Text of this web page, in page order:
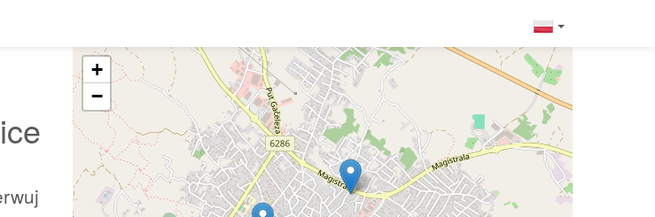
+
−